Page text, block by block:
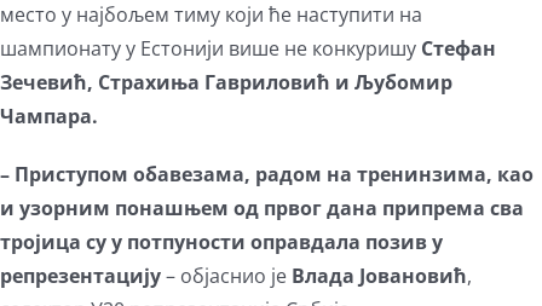
место у најбољем тиму који ће наступити на
шампионату у Естонији више не конкуришу Стефан
Зечевић, Страхиња Гавриловић и Љубомир
Чампара.
– Приступом обавезама, радом на тренинзима, као
и узорним понашњем од првог дана припрема сва
тројица су у потпуности оправдала позив у
репрезентацију– објаснио је Влада Јовановић,